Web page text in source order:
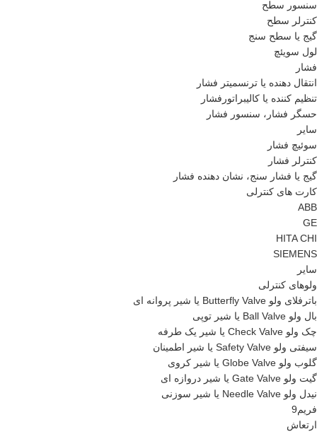
سنسور سطح
کنترلر سطح
گیج یا سطح سنج
لول سویئچ
فشار
انتقال دهنده یا ترنسمیتر فشار
تنظیم کننده یا کالیبراتورفشار
حسگر فشار، سنسور فشار
سایر
سوئیچ فشار
کنترلر فشار
گیج یا فشار سنج، نشان دهنده فشار
کارت های کنترلی
ABB
GE
HITA CHI
SIEMENS
سایر
ولوهای کنترلی
باترفلای ولو Butterfly Valve یا شیر پروانه ای
بال ولو Ball Valve یا شیر توپی
چک ولو Check Valve یا شیر یک طرفه
سیفتی ولو Safety Valve یا شیر اطمینان
گلوب ولو Globe Valve یا شیر کروی
گیت ولو Gate Valve یا شیر دروازه ای
نیدل ولو Needle Valve یا شیر سوزنی
فریم9
ارتعاش